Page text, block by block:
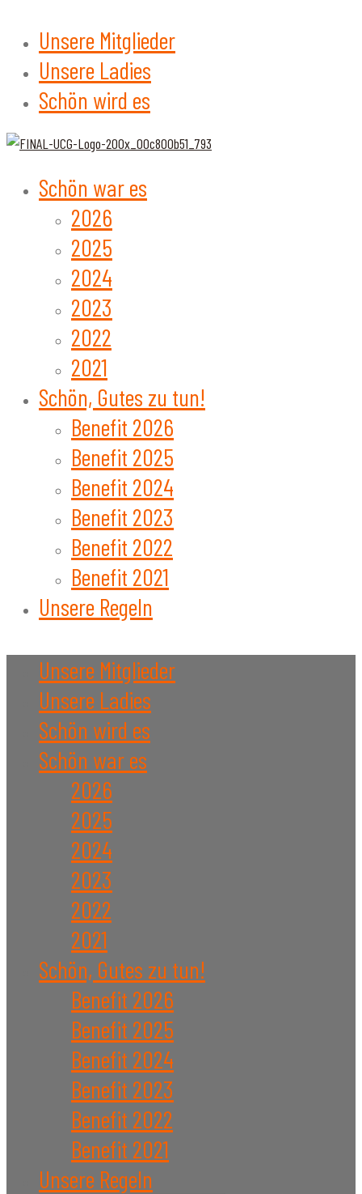
Unsere Mitglieder
Unsere Ladies
Schön wird es
Schön war es
2026
2025
2024
2023
2022
2021
Schön, Gutes zu tun!
Benefit 2026
Benefit 2025
Benefit 2024
Benefit 2023
Benefit 2022
Benefit 2021
Unsere Regeln
Unsere Mitglieder
Unsere Ladies
Schön wird es
Schön war es
2026
2025
2024
2023
2022
2021
Schön, Gutes zu tun!
Benefit 2026
Benefit 2025
Benefit 2024
Benefit 2023
Benefit 2022
Benefit 2021
Unsere Regeln